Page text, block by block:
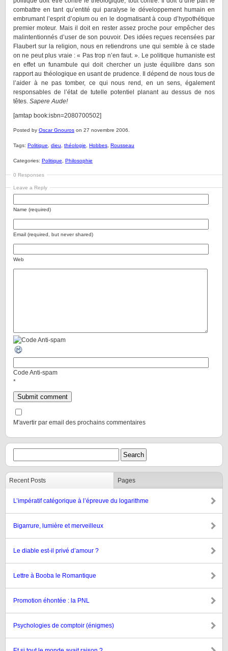
combattre en tant qu’entité qui paralyse le développement humain en
embrumant l’esprit d’opium ou en le dogmatisant à coup d’hypothétique
premier moteur. Mais il doit en rester assez proche pour empêcher des
malintentionnés d’user de son pouvoir. Des idées reçues recensées par
Flaubert sur la religion, nous en retiendrons une qui semble à ce stade
on ne peut plus vraie : « Pas trop n’en faut. ». Le politique humaniste est
en effet un funambule qui doit chercher un juste équilibre dans son
rapport au théologique en usant de prudence. Il dépend de nous tous de
l’aider à ne pas tomber, ce qui nous rend, en un sens, également
responsables de l’état de tutelle potentiel planant au dessus de nos
têtes. Sapere Aude!
[amtap book:isbn=2080700502]
Posted by Oscar Gnouros on 27 novembre 2006.
Tags: Politique dieu théologie Hobbes Rousseau
Categories: Politique Philosophie
0 Responses
Leave a Reply
Name (required)
Email (required, but never shared)
Web
Code Anti-spam
*
M'avertir par email des prochains commentaires
Recent Posts Pages
L’impératif catégorique à l’épreuve du logarithme
Bigarrure, lumière et merveilleux
Le diable est-il privé d’amour ?
Lettre à Booba le Romantique
Promotion éhontée : la PNL
Psychologies de comptoir (énigmes)